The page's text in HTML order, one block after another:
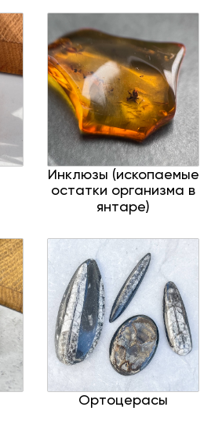
Инклюзы (ископаемые
остатки организма в
янтаре)
Ортоцерасы